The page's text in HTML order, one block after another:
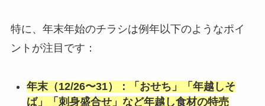
特に、年末年始のチラシは例年以下のようなポイ
ントが注目です：
年末（12/26〜31）：「おせち」「年越しそ
ば」「刺身盛合せ」など年越し食材の特売